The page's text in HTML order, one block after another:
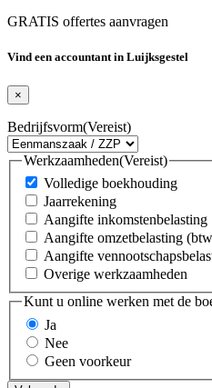
GRATIS offertes aanvragen
Vind een accountant in Luijksgestel
×
Bedrijfsvorm(Vereist)
Werkzaamheden(Vereist)
Volledige boekhouding
Jaarrekening
Aangifte inkomstenbelasting
Aangifte omzetbelasting
Aangifte
Overige werkzaamheden
Kunt u online werken met de
Ja
Nee
Geen voorkeur